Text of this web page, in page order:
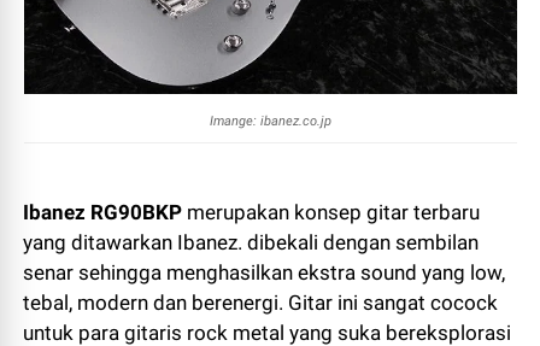
Imange: ibanez.co.jp
Ibanez RG90BKP merupakan konsep gitar terbaru
yang ditawarkan Ibanez. dibekali dengan sembilan
senar sehingga menghasilkan ekstra sound yang low,
tebal, modern dan berenergi. Gitar ini sangat cocock
untuk para gitaris rock metal yang suka bereksplorasi